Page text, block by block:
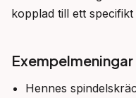
kopplad till ett specifikt
Exempelmeningar
Hennes